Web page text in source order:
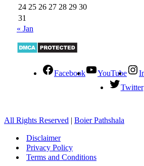
24 25 26 27 28 29 30
31
« Jan
Facebook YouTube
Twitter
All Rights Reserved | Boier Pathshala
Disclaimer
Privacy Policy
Terms and Conditions